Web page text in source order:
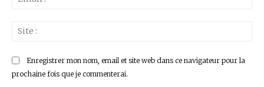
Enregistrer mon nom, email et site web dans ce navigateur pour la
prochaine fois que je commenterai.